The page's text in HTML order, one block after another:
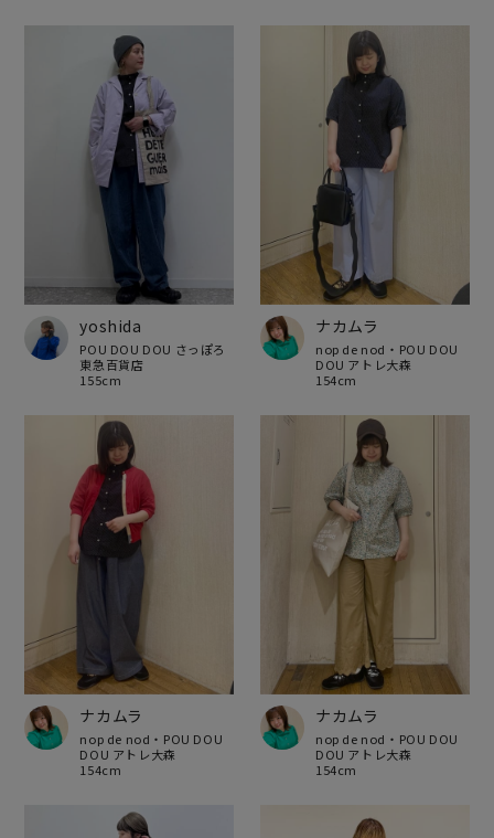
yoshida
POU DOU DOU さっぽろ
東急百貨店
155cm
ナカムラ
nop de nod・POU DOU
DOU アトレ大森
154cm
ナカムラ
nop de nod・POU DOU
DOU アトレ大森
154cm
ナカムラ
nop de nod・POU DOU
DOU アトレ大森
154cm